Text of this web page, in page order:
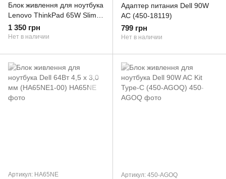
Блок живлення для ноутбука
Lenovo ThinkPad 65W Slim
AC Adapter Slim Tip
(0B47459)
1 350 грн
Нет в наличии
Адаптер питания Dell 90W
AC (450-18119)
799 грн
Нет в наличии
Артикул: HA65NE Артикул: 450-AGOQ